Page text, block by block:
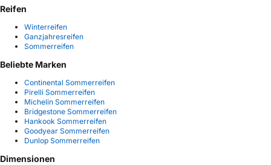
Reifen
Winterreifen
Ganzjahresreifen
Sommerreifen
Beliebte Marken
Continental Sommerreifen
Pirelli Sommerreifen
Michelin Sommerreifen
Bridgestone Sommerreifen
Hankook Sommerreifen
Goodyear Sommerreifen
Dunlop Sommerreifen
Dimensionen